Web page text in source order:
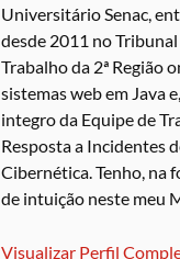
Universitário Senac,
desde 2011 no
Trabalho da 2ª Região
sistemas web em Java
integro da Equipe de
Resposta a Incidentes
Cibernética. Tenho, na
de intuição neste meu
Visualizar Perfil